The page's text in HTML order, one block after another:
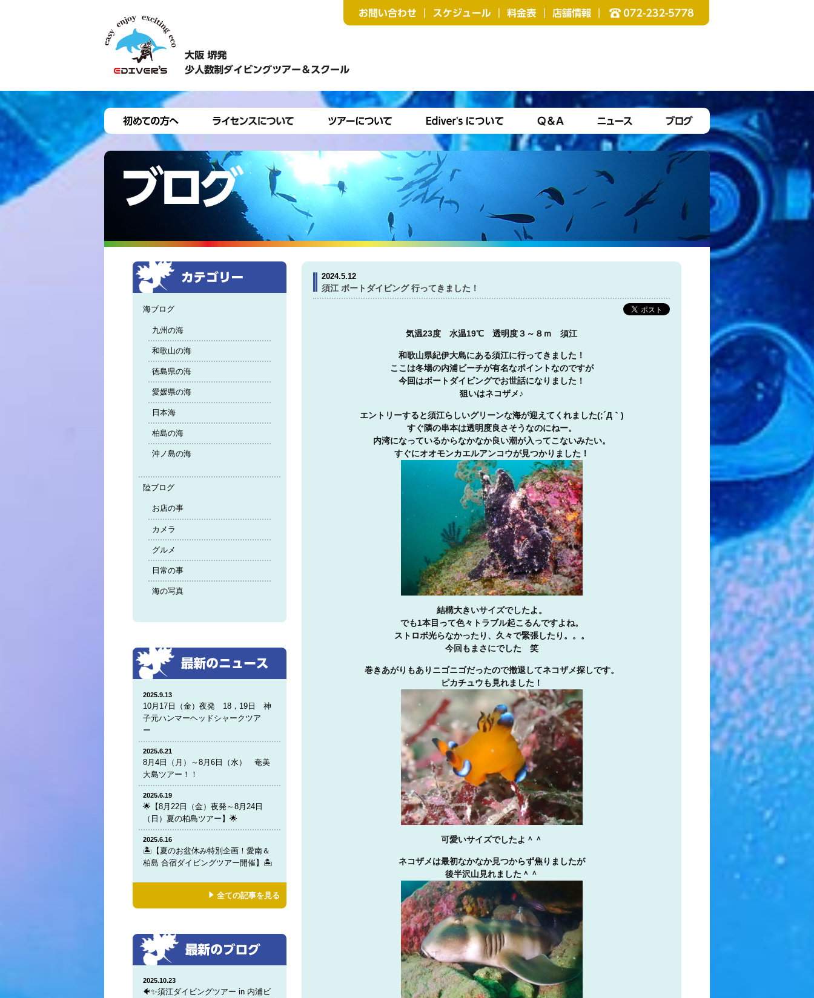
2024.5.12
須江 ボートダイビング 行ってきました！
気温23度 水温19℃ 透明度３～８ｍ 須江
和歌山県紀伊大島にある須江に行ってきました！
ここは冬場の内浦ビーチが有名なポイントなのですが
今回はボートダイビングでお世話になりました！
狙いはネコザメ♪
エントリーすると須江らしいグリーンな海が迎えてくれました(;´Д｀)
すぐ隣の串本は透明度良さそうなのにねー。
内湾になっているからなかなか良い潮が入ってこないみたい。
すぐにオオモンカエルアンコウが見つかりました！
結構大きいサイズでしたよ。
でも1本目って色々トラブル起こるんですよね。
ストロボ光らなかったり、久々で緊張したり。。。
今回もまさにでした 笑
巻きあがりもありニゴニゴだったので撤退してネコザメ探しです。
ピカチュウも見れました！
可愛いサイズでしたよ＾＾
ネコザメは最初なかなか見つからず焦りましたが
後半沢山見れました＾＾
海ブログ
九州の海
和歌山の海
徳島県の海
愛媛県の海
日本海
柏島の海
沖ノ島の海
陸ブログ
お店の事
カメラ
グルメ
日常の事
海の写真
2025.9.13
10月17日（金）夜発 18，19日 神
子元ハンマーヘッドシャークツア
ー
2025.6.21
8月4日（月）～8月6日（水） 奄美
大島ツアー！！
2025.6.19
🌟【8月22日（金）夜発～8月24日
（日）夏の柏島ツアー】🌟
2025.6.16
🏝️【夏のお盆休み特別企画！愛南＆
柏島 合宿ダイビングツアー開催】🏝️
全ての記事を見る
2025.10.23
🐠✨須江ダイビングツアー in 内浦ビ